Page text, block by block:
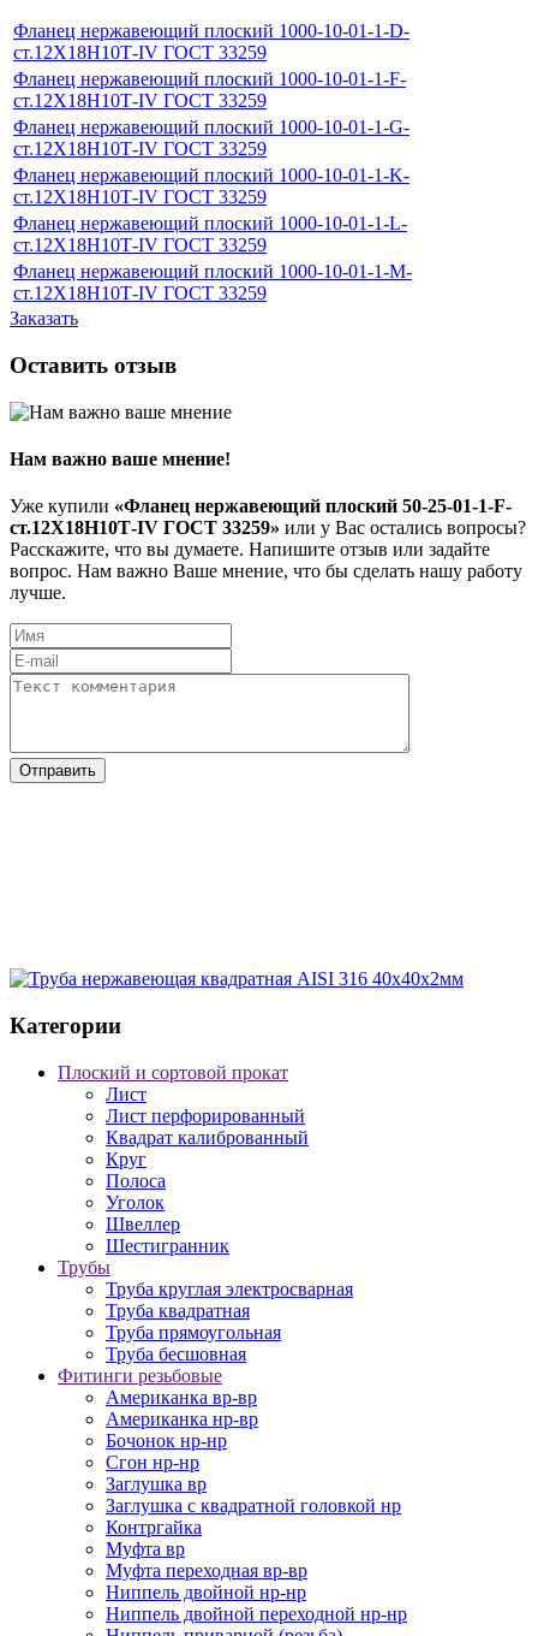
Фланец нержавеющий плоский 1000-10-01-1-D-
ст.12Х18Н10Т-IV ГОСТ 33259
Фланец нержавеющий плоский 1000-10-01-1-F-
ст.12Х18Н10Т-IV ГОСТ 33259
Фланец нержавеющий плоский 1000-10-01-1-G-
ст.12Х18Н10Т-IV ГОСТ 33259
Фланец нержавеющий плоский 1000-10-01-1-K-
ст.12Х18Н10Т-IV ГОСТ 33259
Фланец нержавеющий плоский 1000-10-01-1-L-
ст.12Х18Н10Т-IV ГОСТ 33259
Фланец нержавеющий плоский 1000-10-01-1-M-
ст.12Х18Н10Т-IV ГОСТ 33259
Заказать
Оставить отзыв
Нам важно ваше мнение!
Уже купили «Фланец нержавеющий плоский 50-25-01-1-F-
ст.12Х18Н10Т-IV ГОСТ 33259» или у Вас остались вопросы?
Расскажите, что вы думаете. Напишите отзыв или задайте
вопрос. Нам важно Ваше мнение, что бы сделать нашу работу
лучше.
Категории
Плоский и сортовой прокат
Лист
Лист перфорированный
Квадрат калиброванный
Круг
Полоса
Уголок
Швеллер
Шестигранник
Трубы
Труба круглая электросварная
Труба квадратная
Труба прямоугольная
Труба бесшовная
Фитинги резьбовые
Американка вр-вр
Американка нр-вр
Бочонок нр-нр
Сгон нр-нр
Заглушка вр
Заглушка с квадратной головкой нр
Контргайка
Муфта вр
Муфта переходная вр-вр
Ниппель двойной нр-нр
Ниппель двойной переходной нр-нр